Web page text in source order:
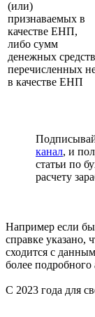
(или)
признаваемых в
качестве ЕНП,
либо сумм
денежных
перечисленных
в качестве ЕНП
канал, и
статьи по
расчету
Например если
справке указано,
сходится с
более подробного
С 2023 года для